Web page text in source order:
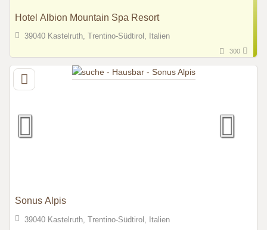
Hotel Albion Mountain Spa Resort
39040 Kastelruth, Trentino-Südtirol, Italien
300
Sonus Alpis
39040 Kastelruth, Trentino-Südtirol, Italien